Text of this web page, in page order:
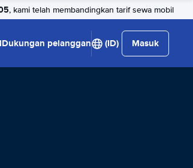
, kami telah membandingkan tarif sewa mobil
Dukungan pelanggan (ID) Masuk